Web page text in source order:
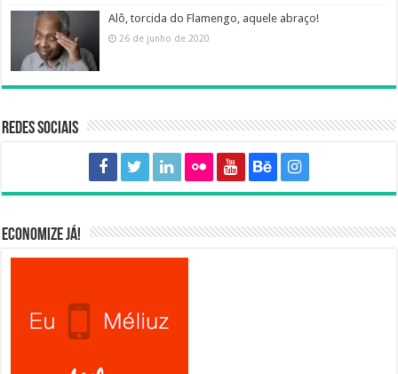
Alô, torcida do Flamengo, aquele abraço!
26 de junho de 2020
Redes sociais
Economize já!